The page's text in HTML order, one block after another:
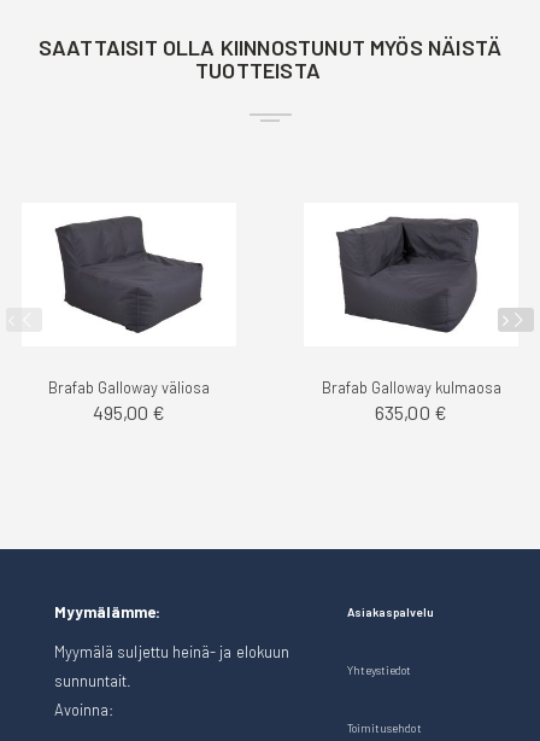
SAATTAISIT OLLA KIINNOSTUNUT MYÖS NÄISTÄ
TUOTTEISTA
Brafab Galloway väliosa
495,00 €
Brafab Galloway kulmaosa
635,00 €
Myymälämme:
Myymälä suljettu heinä- ja elokuun
sunnuntait.
Avoinna:
Asiakaspalvelu
Yhteystiedot
Toimitusehdot